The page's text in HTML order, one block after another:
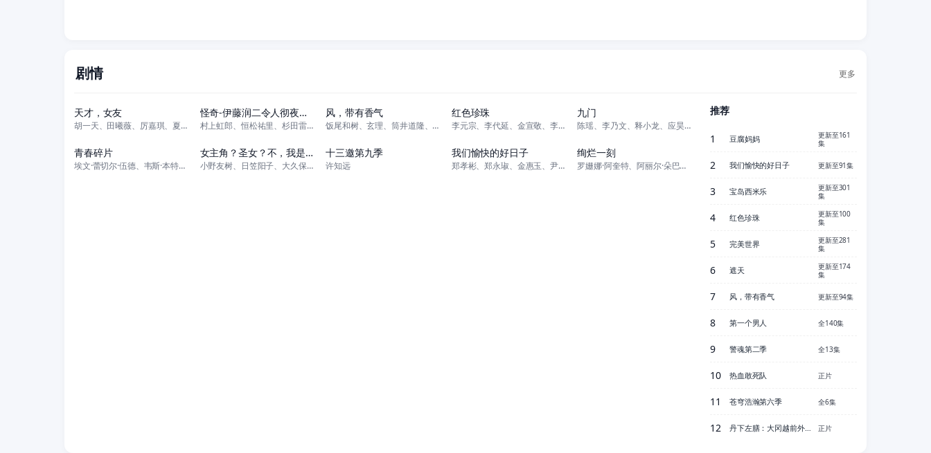
剧情
更多
天才，女友
胡一天、田曦薇、厉嘉琪、夏浩然、邬家楷、赖伟明、李佑川、安沺
怪奇-伊藤润二令人彻夜难眠的奇异故事－
村上虹郎、恒松祐里、杉田雷麟、真木阳子、石原良纯、细田佳央太、中村里帆、
风，带有香气
饭尾和树、玄理、筒井道隆、北村一辉、多部未华子、藤原季节、原田泰造、根岸
红色珍珠
李元宗、李代延、金宣敬、李甫姫、朴真熙、韩振熙、李应敬、이정용、채빈
九门
陈瑶、李乃文、释小龙、应昊茗、王劲松、胡耘豪、季肖冰、陈伟霆、徐正溪、曾
更新至02集
青春碎片
埃文·蕾切尔·伍德、韦斯·本特利、凯雅·基伯、克里斯·康纳、伊格比·里格
更新至07集
女主角？圣女？不，我是杂役女仆（自豪）！
小野友树、日笠阳子、大久保瑠美、堀江瞬、天崎滉平、仲村宗悟、宫本侑芽
更新至13集
十三邀第九季
许知远
更新至91集
我们愉快的好日子
郑孝彬、郑永琡、金惠玉、尹多英、尹仲勋、文喜京、严贤京、鲜于在德、尹多勋
正片
绚烂一刻
罗姗娜·阿奎特、阿丽尔·朵巴丝勒、亚历山大·斯卡斯加德、凯特·贝兰特、詹
推荐
1 豆腐妈妈
更新至161
集
2 我们愉快的好日子 更新至91集
3 宝岛西米乐
更新至301
集
4 红色珍珠
更新至100
集
5 完美世界
更新至281
集
6 遮天
更新至174
集
7 风，带有香气 更新至94集
8 第一个男人 全140集
9 警魂第二季 全13集
10 热血敢死队 正片
11 苍穹浩瀚第六季 全6集
12 丹下左膳：大冈越前外传 正片